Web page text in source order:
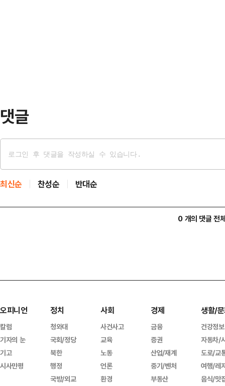
댓글
최신순 찬성순 반대순
0 개의 댓글 전
오피니언
칼럼
기자의 눈
기고
시사만평
정치
청와대
국회/정당
북한
행정
국방/외교
사회
사건사고
교육
노동
언론
환경
경제
금융
증권
산업/재계
중기/벤처
부동산
생활/
건강정보
자동차/
도로/교
여행/레
음식/맛